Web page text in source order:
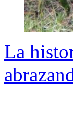
La